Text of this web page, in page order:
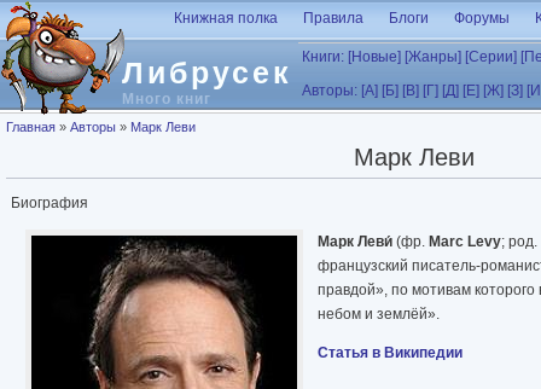
Перейти к основному содержанию
Либрусек
Много книг
Книжная полка Правила Блоги Форумы
Книги: [Новые] [Жанры] [Серии]
Авторы: [А] [Б] [В] [Г] [Д] [Е] [Ж] [З]
Вы здесь
Главная » Авторы » Марк Леви
Марк Леви
Биография
Марк Леви́ (фр. Marc Levy;
французский писатель-
правдой», по мотивам
небом и землёй».
Статья в Википедии